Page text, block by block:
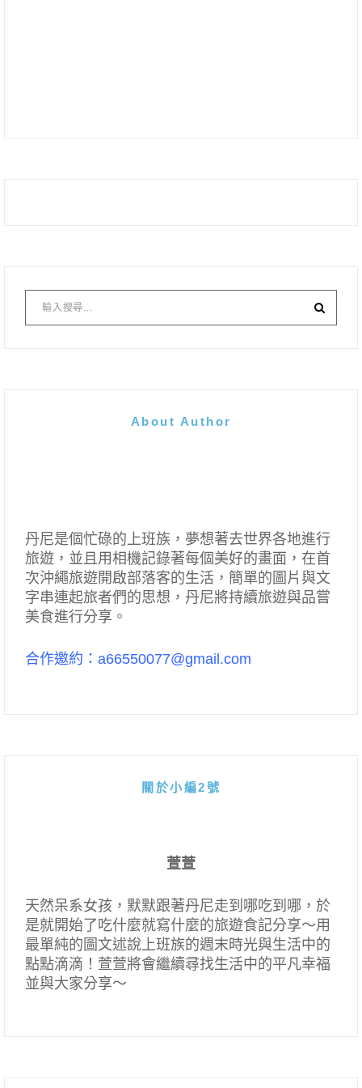
About Author
丹尼是個忙碌的上班族，夢想著去世界各地進行
旅遊，並且用相機記錄著每個美好的畫面，在首
次沖繩旅遊開啟部落客的生活，簡單的圖片與文
字串連起旅者們的思想，丹尼將持續旅遊與品嘗
美食進行分享。
合作邀約：a66550077@gmail.com
關於小編2號
萱萱
天然呆系女孩，默默跟著丹尼走到哪吃到哪，於
是就開始了吃什麼就寫什麼的旅遊食記分享～用
最單純的圖文述說上班族的週末時光與生活中的
點點滴滴！萱萱將會繼續尋找生活中的平凡幸福
並與大家分享～